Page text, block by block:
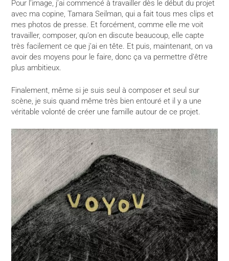
Pour l’image, j’ai commencé à travailler dès le début du projet
avec ma copine, Tamara Seilman, qui a fait tous mes clips et
mes photos de presse. Et forcément, comme elle me voit
travailler, composer, qu’on en discute beaucoup, elle capte
très facilement ce que j’ai en tête. Et puis, maintenant, on va
avoir des moyens pour le faire, donc ça va permettre d’être
plus ambitieux.
Finalement, même si je suis seul à composer et seul sur
scène, je suis quand même très bien entouré et il y a une
véritable volonté de créer une famille autour de ce projet.